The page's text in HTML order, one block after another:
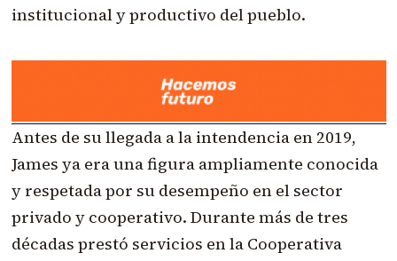
institucional y productivo del pueblo.
Antes de su llegada a la intendencia en 2019,
James ya era una figura ampliamente conocida
y respetada por su desempeño en el sector
privado y cooperativo. Durante más de tres
décadas prestó servicios en la Cooperativa